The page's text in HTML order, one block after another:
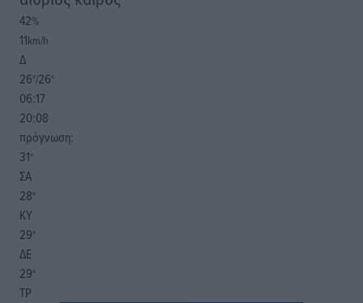
42%
11km/h
Δ
26°/26°
06:17
20:08
πρόγνωση:
31°
ΣΑ
28°
ΚΥ
29°
ΔΕ
29°
ΤΡ